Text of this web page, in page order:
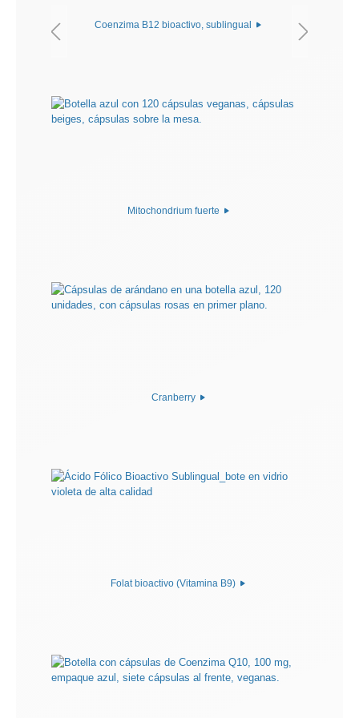
Coenzima B12 bioactivo, sublingual
Mitochondrium fuerte
Cranberry
Folat bioactivo (Vitamina B9)